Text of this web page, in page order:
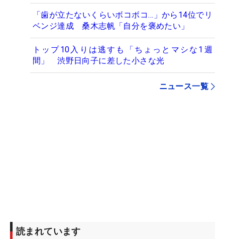
「歯が立たないくらいボコボコ…」から14位でリ
ベンジ達成 桑木志帆「自分を褒めたい」
トップ10入りは逃すも「ちょっとマシな1週
間」 渋野日向子に差した小さな光
ニュース一覧
読まれています